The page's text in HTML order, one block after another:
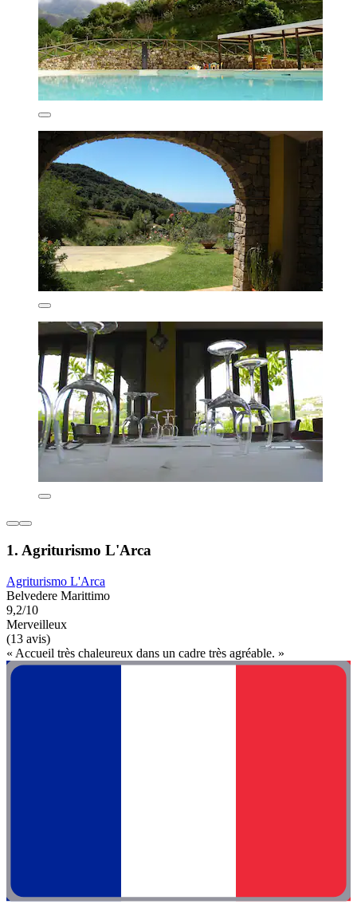
1. Agriturismo L'Arca
Agriturismo L'Arca
Belvedere Marittimo
9,2/10
Merveilleux
(13 avis)
« Accueil très chaleureux dans un cadre très agréable. »